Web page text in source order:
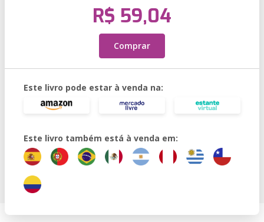
R$ 59,04
Comprar
Este livro pode estar à venda na:
Este livro também está à venda em: